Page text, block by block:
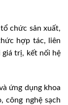
chức sản xuất,
hợp tác, liên
giá trị, kết nối hệ
ứng dụng khoa
công nghệ sạch